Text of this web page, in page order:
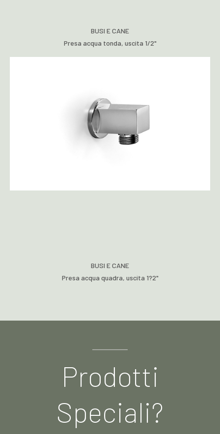
BUSI E CANE
Presa acqua tonda, uscita 1/2"
BUSI E CANE
Presa acqua quadra, uscita 1?2"
Prodotti
Speciali?